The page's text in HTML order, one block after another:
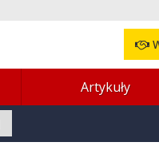
Artykuły